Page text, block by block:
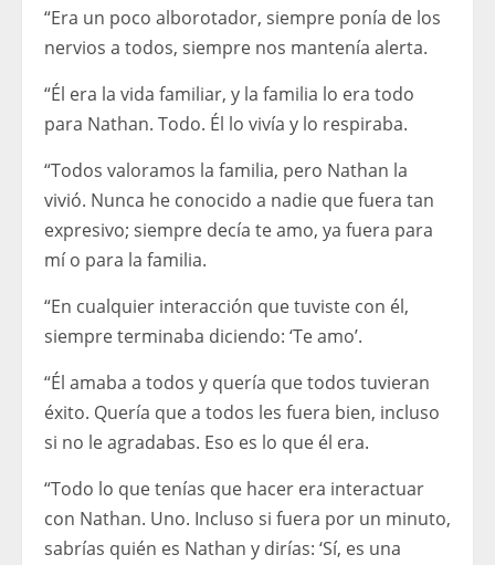
“Era un poco alborotador, siempre ponía de los
nervios a todos, siempre nos mantenía alerta.
“Él era la vida familiar, y la familia lo era todo
para Nathan. Todo. Él lo vivía y lo respiraba.
“Todos valoramos la familia, pero Nathan la
vivió. Nunca he conocido a nadie que fuera tan
expresivo; siempre decía te amo, ya fuera para
mí o para la familia.
“En cualquier interacción que tuviste con él,
siempre terminaba diciendo: ‘Te amo’.
“Él amaba a todos y quería que todos tuvieran
éxito. Quería que a todos les fuera bien, incluso
si no le agradabas. Eso es lo que él era.
“Todo lo que tenías que hacer era interactuar
con Nathan. Uno. Incluso si fuera por un minuto,
sabrías quién es Nathan y dirías: ‘Sí, es una